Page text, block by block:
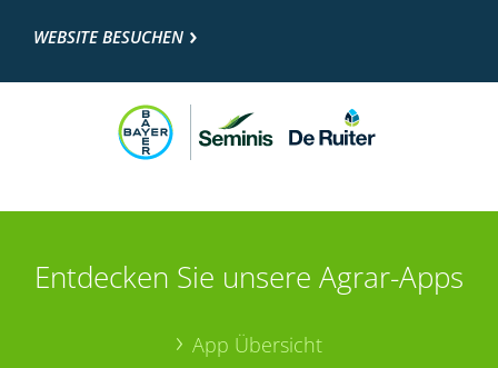
WEBSITE BESUCHEN
Entdecken Sie unsere Agrar-Apps
App Übersicht